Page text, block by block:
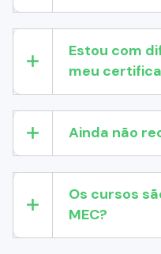
Estou com
meu
Ainda não
Os cursos
MEC?